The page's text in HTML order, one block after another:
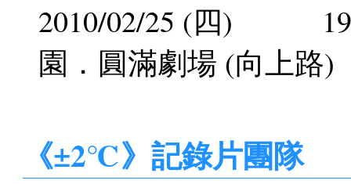
2010/02/25 (四)
園．圓滿劇場 (向上路)
《±2℃》記錄片團隊